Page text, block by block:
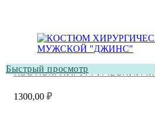
Быстрый просмотр
КОСТЮМ ХИРУРГИЧЕСКИЙ
1300,00 ₽